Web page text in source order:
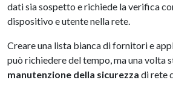
dati sia sospetto e richiede la verifica
dispositivo e utente nella rete.
Creare una lista bianca di fornitori e
può richiedere del tempo, ma una volta
manutenzione della sicurezza di rete